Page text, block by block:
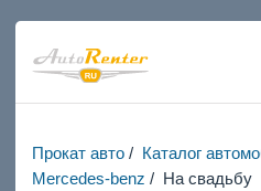
Прокат авто/ Каталог
Mercedes-benz / На свадьбу